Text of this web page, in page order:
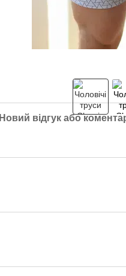
Новий відгук або